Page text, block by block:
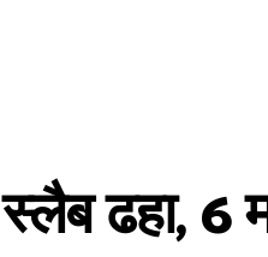
स्लैब ढहा,